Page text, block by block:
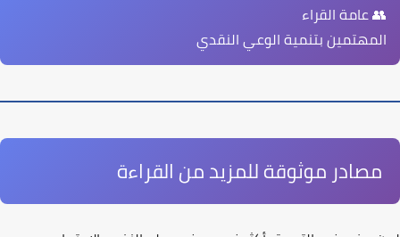
👥 عامة القراء
المهتمين بتنمية الوعي النقدي
مصادر موثوقة للمزيد من القراءة